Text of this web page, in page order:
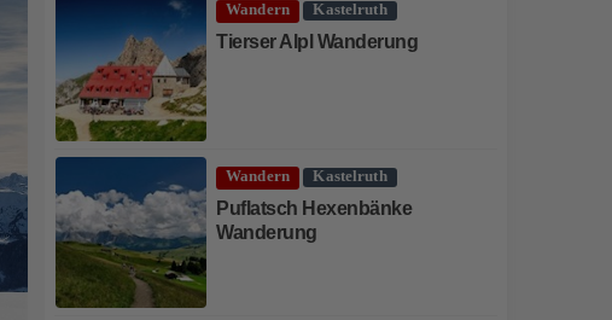
Wandern Kastelruth
Tierser Alpl Wanderung
Wandern Kastelruth
Puflatsch Hexenbänke
Wanderung